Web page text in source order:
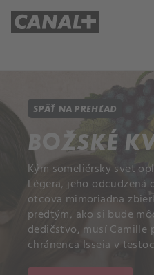
SPÄŤ NA PREHĽAD
BOŽSKÉ
Kým someliérsky svet
Légera, jeho odcudzená
otcova mimoriadna
predtým, ako si bude
dedičstvo, musí Camille
chránenca Isseia v